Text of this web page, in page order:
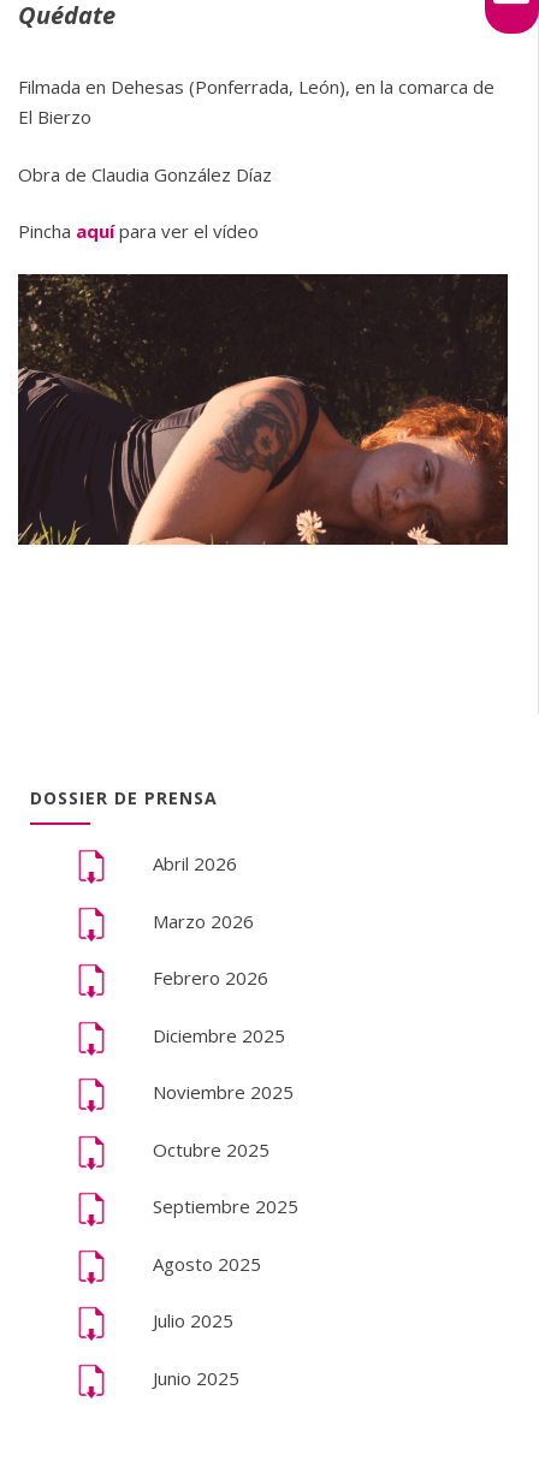
Quédate
Filmada en Dehesas (Ponferrada, León), en la comarca de
El Bierzo
Obra de Claudia González Díaz
Pincha aquí para ver el vídeo
DOSSIER DE PRENSA
Abril 2026
Marzo 2026
Febrero 2026
Diciembre 2025
Noviembre 2025
Octubre 2025
Septiembre 2025
Agosto 2025
Julio 2025
Junio 2025